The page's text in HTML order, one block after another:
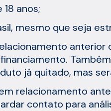
anos;
mesmo que seja
já quitado, mas
relacionamento
contato para